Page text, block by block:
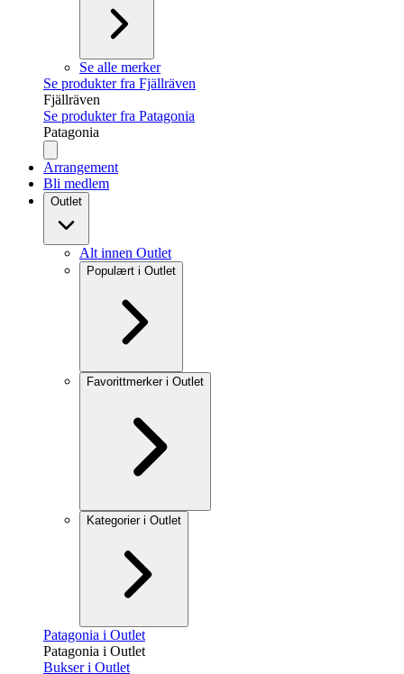
Se alle merker
Se produkter fra Fjällräven
Fjällräven
Se produkter fra Patagonia
Patagonia
Arrangement
Bli medlem
Outlet
Alt innen Outlet
Populært i Outlet
Favorittmerker i Outlet
Kategorier i Outlet
Patagonia i Outlet
Patagonia i Outlet
Bukser i Outlet